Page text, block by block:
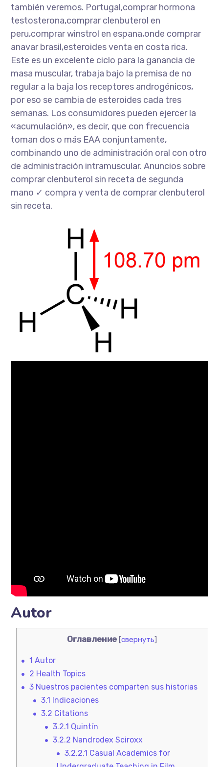
también veremos. Portugal,comprar hormona
testosterona,comprar clenbuterol en
peru,comprar winstrol en espana,onde comprar
anavar brasil,esteroides venta en costa rica.
Este es un excelente ciclo para la ganancia de
masa muscular, trabaja bajo la premisa de no
regular a la baja los receptores androgénicos,
por eso se cambia de esteroides cada tres
semanas. Los consumidores pueden ejercer la
«acumulación», es decir, que con frecuencia
toman dos o más EAA conjuntamente,
combinando uno de administración oral con otro
de administración intramuscular. Anuncios sobre
comprar clenbuterol sin receta de segunda
mano ✓ compra y venta de comprar clenbuterol
sin receta.
Autor
Оглавление [свернуть]
1 Autor
2 Health Topics
3Nuestros pacientes comparten sus historias
3.1 Indicaciones
3.2 Citations
3.2.1 Quintín
3.2.2 Nandrodex Sciroxx
3.2.2.1 Casual Academics for